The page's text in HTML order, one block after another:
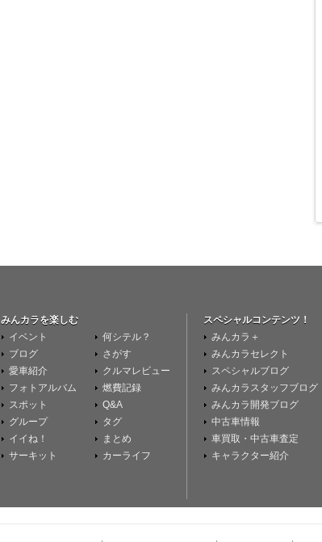
みんカラを楽しむ
イベント
ブログ
愛車紹介
フォトアルバム
スポット
グループ
イイね！
サーキット
何シテル？
さがす
クルマレビュー
燃費記録
Q&A
タグ
まとめ
カーライフ
スペシャルコンテンツ！
みんカラ＋
みんカラセレクト
スペシャルブログ
みんカラスタッフブログ
みんカラ開発ブログ
中古車情報
車買取・中古車査定
キャラクター紹介